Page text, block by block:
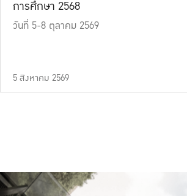
การศึกษา 2568
วันที่ 5-8 ตุลาคม 2569
5 สิงหาคม 2569